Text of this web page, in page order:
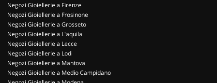
Negozi Gioiellerie a Firenze
Negozi Gioiellerie a Frosinone
Negozi Gioiellerie a Grosseto
Negozi Gioiellerie a L'aquila
Negozi Gioiellerie a Lecce
Negozi Gioiellerie a Lodi
Negozi Gioiellerie a Mantova
Negozi Gioiellerie a Medio Campidano